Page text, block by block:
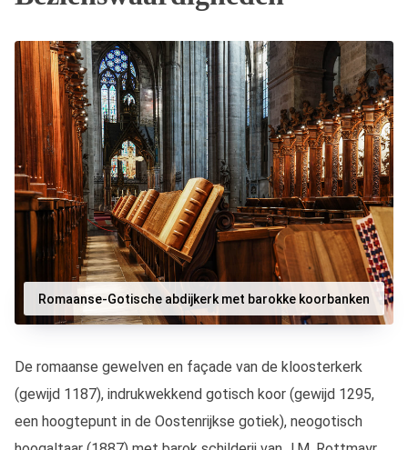
Romaanse-Gotische abdijkerk met barokke koorbanken
De romaanse gewelven en façade van de kloosterkerk
(gewijd 1187), indrukwekkend gotisch koor (gewijd 1295,
een hoogtepunt in de Oostenrijkse gotiek), neogotisch